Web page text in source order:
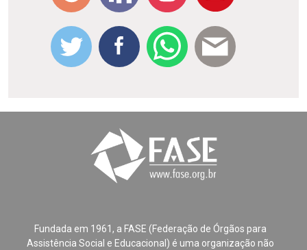
Fundada em 1961, a FASE (Federação de Órgãos para
Assistência Social e Educacional) é uma organização não